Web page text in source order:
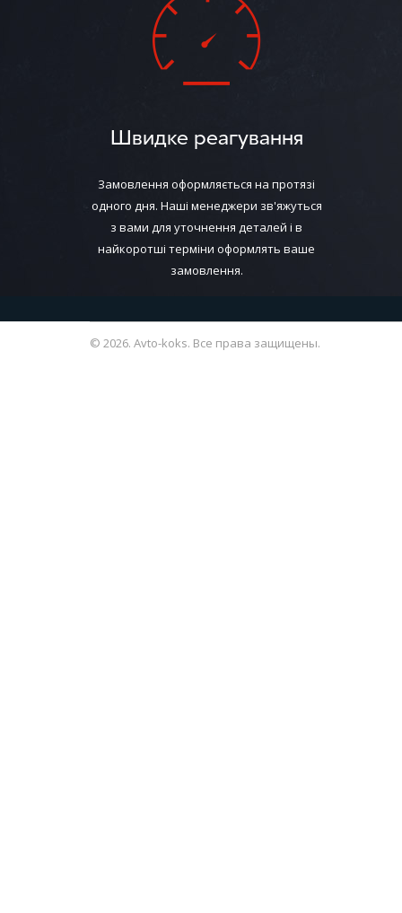
Швидке реагування
Замовлення оформляється на протязі
одного дня. Наші менеджери зв'яжуться
з вами для уточнення деталей і в
найкоротші терміни оформлять ваше
замовлення.
© 2026. Avto-koks. Все права защищены.